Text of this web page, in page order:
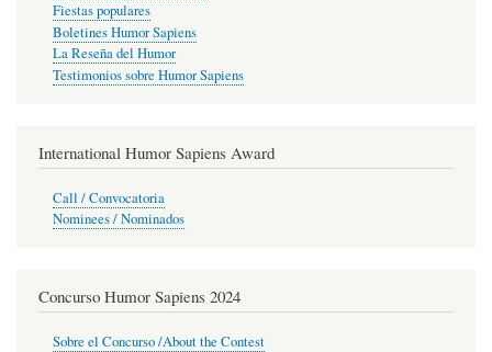
Fiestas populares
Boletines Humor Sapiens
La Reseña del Humor
Testimonios sobre Humor Sapiens
International Humor Sapiens Award
Call / Convocatoria
Nominees / Nominados
Concurso Humor Sapiens 2024
Sobre el Concurso /About the Contest